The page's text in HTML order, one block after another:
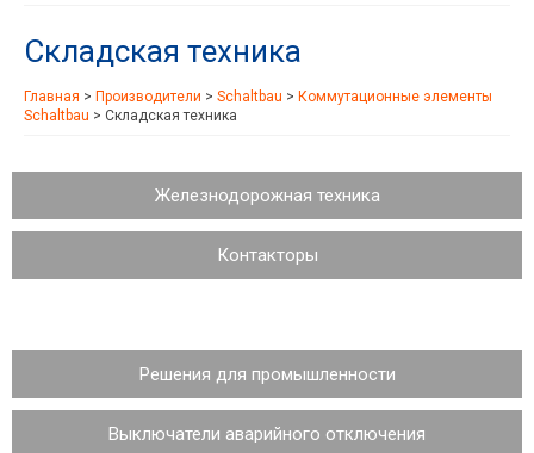
Производители
Рынки
Складская техника
Главная > Производители > Schaltbau > Коммутационные элементы
Schaltbau > Складская техника
Железнодорожная техника
Контакторы
Решения для промышленности
Выключатели аварийного отключения